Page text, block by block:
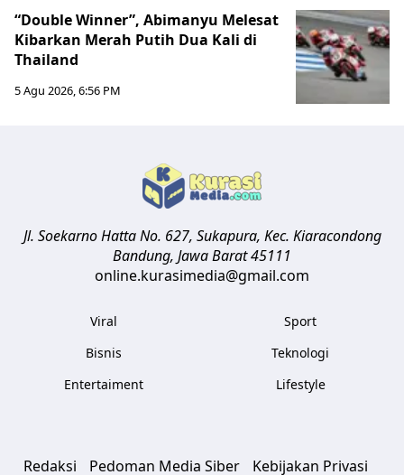
“Double Winner”, Abimanyu Melesat
Kibarkan Merah Putih Dua Kali di
Thailand
5 Agu 2026, 6:56 PM
Jl. Soekarno Hatta No. 627, Sukapura, Kec. Kiaracondong
Bandung, Jawa Barat45111
online.kurasimedia@gmail.com
Viral
Bisnis
Entertaiment
Sport
Teknologi
Lifestyle
Redaksi Pedoman Media Siber Kebijakan Privasi